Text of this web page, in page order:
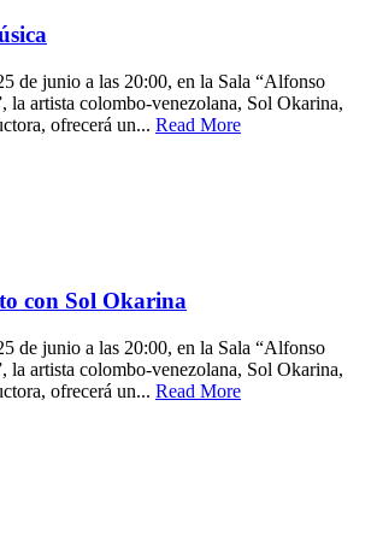
de junio a las 20:00, en la Sala “Alfonso
la artista colombo-venezolana, Sol Okarina,
ofrecerá un... Read More
con Sol Okarina
de junio a las 20:00, en la Sala “Alfonso
la artista colombo-venezolana, Sol Okarina,
ofrecerá un... Read More